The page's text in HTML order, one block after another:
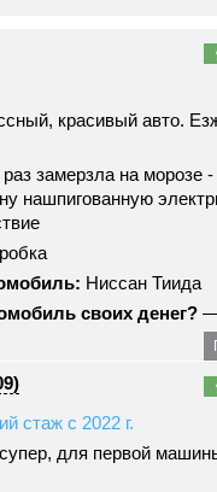
красивый авто.
замерзла на морозе -
нашпигованную
Ниссан Тиида
своих денег?
стаж с 2022 г.
для первой